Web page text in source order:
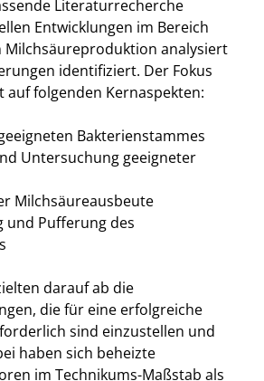
Literaturrecherche
Entwicklungen im Bereich
Milchsäureproduktion analysiert
identifiziert. Der Fokus
auf folgenden Kernaspekten:
Bakterienstammes
Untersuchung geeigneter
Milchsäureausbeute
und Pufferung des
darauf ab die
die für eine erfolgreiche
sind einzustellen und
haben sich beheizte
im Technikums-Maßstab als